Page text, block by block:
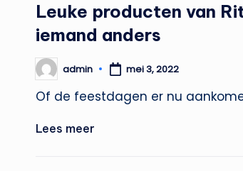
Leuke producten van
iemand anders
Geplaatst
door
admin mei 3, 2022
Of de feestdagen er nu
Lees meer